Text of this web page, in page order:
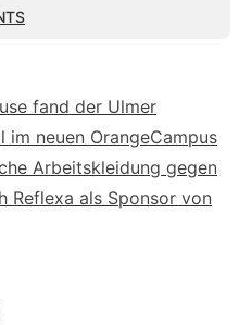
fand der Ulmer
neuen OrangeCampus
Arbeitskleidung gegen
Reflexa als Sponsor von